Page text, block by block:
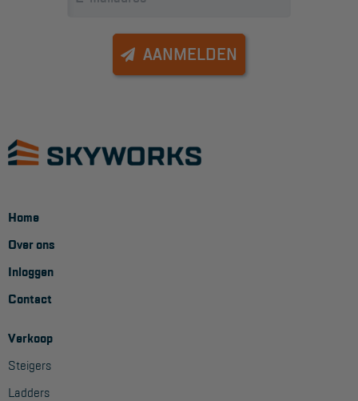
Wet- en regelgeving
AANMELDEN
Home
Over ons
Inloggen
Contact
Verkoop
Steigers
Ladders